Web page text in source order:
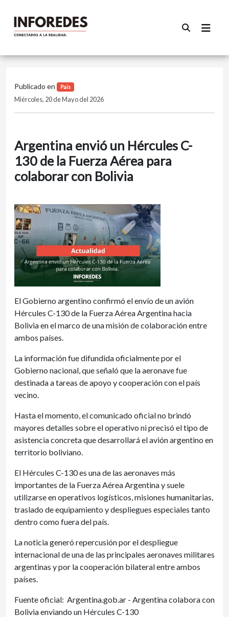
Publicado en Pais
Miércoles, 20 de Mayo del 2026
Argentina envió un Hércules C-
130 de la Fuerza Aérea para
colaborar con Bolivia
El Gobierno argentino confirmó el envío de un avión
Hércules C-130 de la Fuerza Aérea Argentina hacia
Bolivia en el marco de una misión de colaboración entre
ambos países.
La información fue difundida oficialmente por el
Gobierno nacional, que señaló que la aeronave fue
destinada a tareas de apoyo y cooperación con el país
vecino.
Hasta el momento, el comunicado oficial no brindó
mayores detalles sobre el operativo ni precisó el tipo de
asistencia concreta que desarrollará el avión argentino en
territorio boliviano.
El Hércules C-130 es una de las aeronaves más
importantes de la Fuerza Aérea Argentina y suele
utilizarse en operativos logísticos, misiones humanitarias,
traslado de equipamiento y despliegues especiales tanto
dentro como fuera del país.
La noticia generó repercusión por el despliegue
internacional de una de las principales aeronaves militares
argentinas y por la cooperación bilateral entre ambos
países.
Fuente oficial: Argentina.gob.ar - Argentina colabora con
Bolivia enviando un Hércules C-130